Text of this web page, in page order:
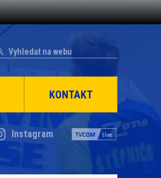
KONTAKT
Instagram